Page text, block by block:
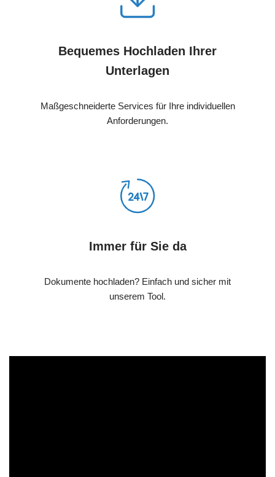
Bequemes Hochladen Ihrer
Unterlagen
Maßgeschneiderte Services für Ihre individuellen
Anforderungen.
Immer für Sie da
Dokumente hochladen? Einfach und sicher mit
unserem Tool.